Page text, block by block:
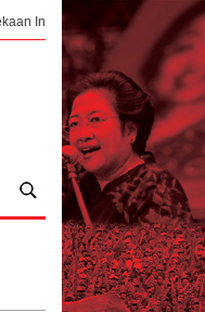
Mengorkestrasi Faksi,